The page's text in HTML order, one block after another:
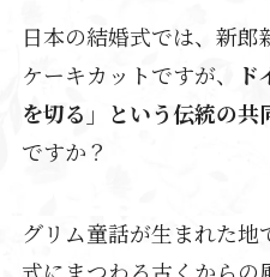
日本の結婚式では、新
ケーキカットですが、
を切る」という伝統の共
ですか？
グリム童話が生まれた